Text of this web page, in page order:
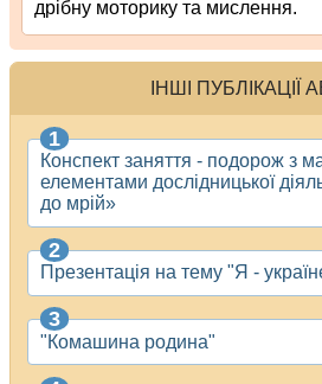
дрібну моторику та мислення.
ІНШІ ПУБЛІКАЦІЇ
Конспект заняття - подорож з
елементами дослідницької
до мрій»
Презентація на тему "Я -
"Комашина родина"